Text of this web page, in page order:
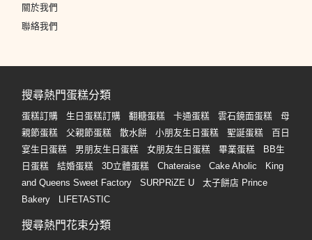
關於我們
聯絡我們
搜尋熱門蛋糕分類
蛋糕訂購 生日蛋糕訂購 翻糖蛋糕 卡通蛋糕 雲石鏡面蛋糕
母
親節蛋糕
父親節蛋糕 散水餅 小朋友生日蛋糕 聖誕蛋糕
百日
宴生日蛋糕
男朋友生日蛋糕 女朋友生日蛋糕 畢業蛋糕
BB生
日蛋糕
結婚蛋糕 3D立體蛋糕 Chateraise Cake Aholic
King
and Queens Sweet Factory
SURPRiZE U
太子餅店 Prince
Bakery
LIFETASTIC
搜尋熱門花束分類